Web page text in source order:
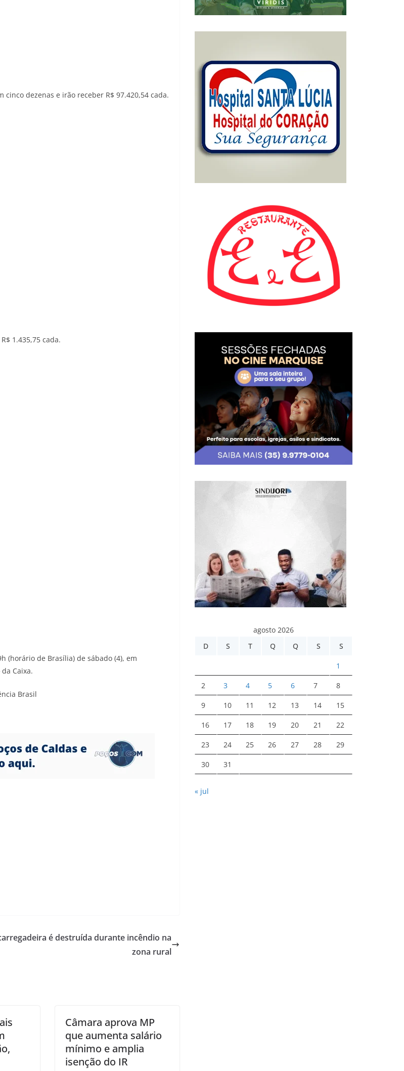
cinco dezenas e irão receber R$ 97.420,54 cada.
1.435,75 cada.
(horário de Brasília) de sábado (4), em
Caixa.
Brasil
é destruída durante incêndio na
zona rural
Câmara aprova MP
que aumenta salário
mínimo e amplia
isenção do IR
agosto 2026
D
S T Q Q S S
1
2 3 4 5 6 7 8
9 10 11 12 13 14 15
16 17 18 19 20 21 22
23 24 25 26 27 28 29
30 31
« jul